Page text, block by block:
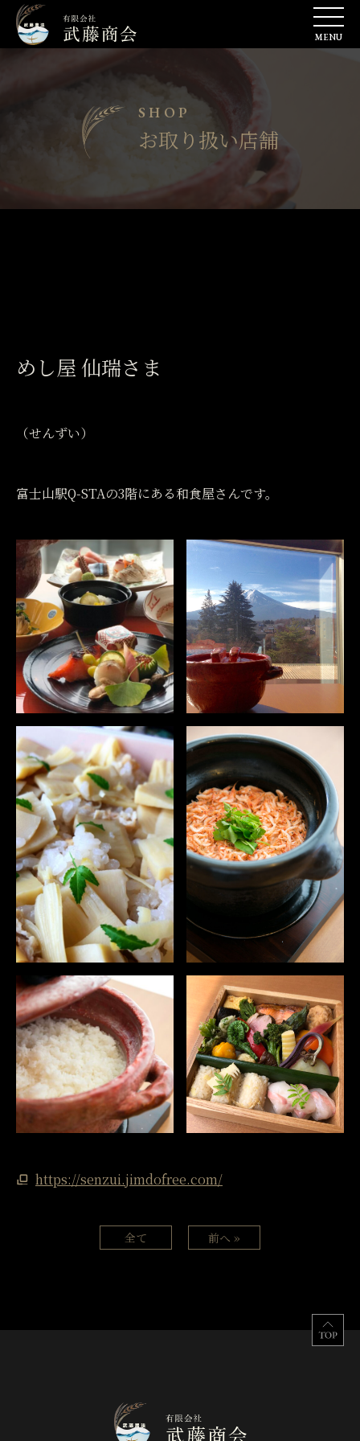
SHOP
お取り扱い店舗
めし屋 仙瑞さま
（せんずい）
富士山駅Q-STAの3階にある和食屋さんです。
https://senzui.jimdofree.com/
全て 前へ »